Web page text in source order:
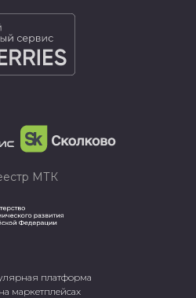
платформа
маркетплейсах
МТК